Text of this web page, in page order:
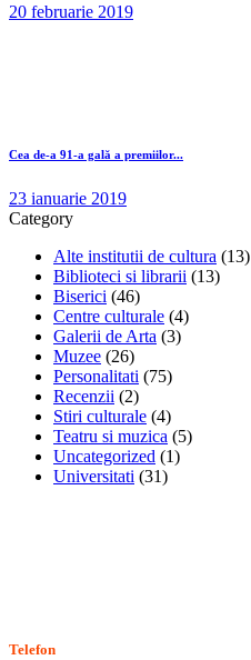
20 februarie 2019
Cea de-a 91-a gală a premiilor...
23 ianuarie 2019
Category
Alte institutii de cultura (13)
Biblioteci si librarii (13)
Biserici (46)
Centre culturale (4)
Galerii de Arta (3)
Muzee (26)
Personalitati (75)
Recenzii (2)
Stiri culturale (4)
Teatru si muzica (5)
Uncategorized (1)
Universitati (31)
Telefon